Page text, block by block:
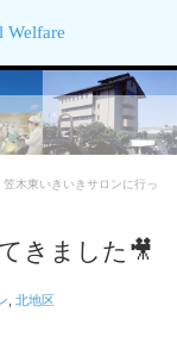
Welfare
笠木東いきいきサロンに行っ
きました🎥
北地区